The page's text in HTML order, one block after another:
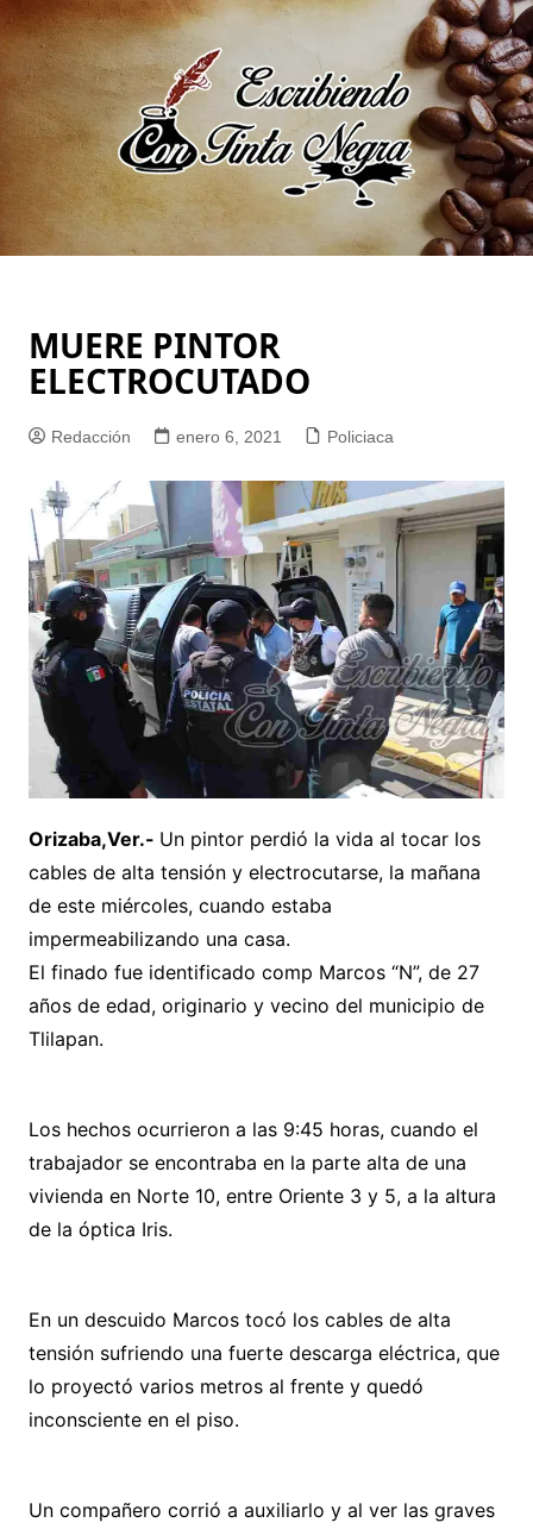
Saltar
al
contenido
MUERE PINTOR
ELECTROCUTADO
Redacción enero 6, 2021 Policiaca
Orizaba,Ver.- Un pintor perdió la vida al tocar los
cables de alta tensión y electrocutarse, la mañana
de este miércoles, cuando estaba
impermeabilizando una casa.
El finado fue identificado comp Marcos “N”, de 27
años de edad, originario y vecino del municipio de
Tlilapan.
Los hechos ocurrieron a las 9:45 horas, cuando el
trabajador se encontraba en la parte alta de una
vivienda en Norte 10, entre Oriente 3 y 5, a la altura
de la óptica Iris.
En un descuido Marcos tocó los cables de alta
tensión sufriendo una fuerte descarga eléctrica, que
lo proyectó varios metros al frente y quedó
inconsciente en el piso.
Un compañero corrió a auxiliarlo y al ver las graves